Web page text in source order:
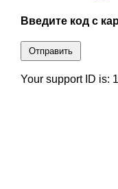
Введите код с
Отправить
Your support ID is: